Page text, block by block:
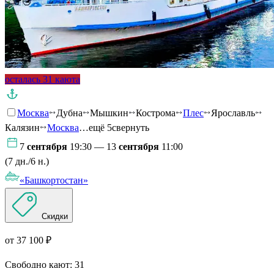
осталась 31 каюта
Москва Дубна Мышкин Кострома Плес
Ярославль
Калязин
Москва…ещё 5свернуть
7 сентября 19:30 — 13 сентября 11:00
(7 дн./6 н.)
«Башкортостан»
Скидки
от 37 100 ₽
Свободно кают: 31